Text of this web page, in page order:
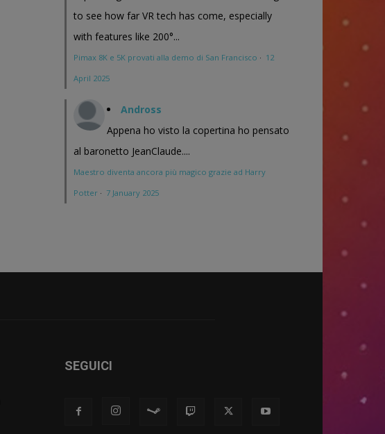
to see how far VR tech has come, especially
with features like 200°...
Pimax 8K e 5K provati alla demo di San Francisco · 12
April 2025
Andross
Appena ho visto la copertina ho pensato
al baronetto JeanClaude....
Maestro diventa ancora più magico grazie ad Harry
Potter · 7 January 2025
SEGUICI